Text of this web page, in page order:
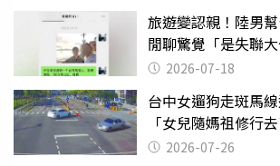
旅遊變認親！陸男
閒聊驚覺「是失聯
2026-07-18
台中女遛狗走斑馬
「女兒隨媽祖修行
致死判9月
2026-07-26